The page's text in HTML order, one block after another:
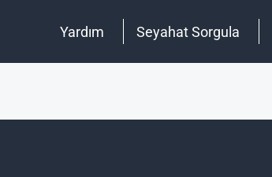
Yardım Seyahat Sorgula